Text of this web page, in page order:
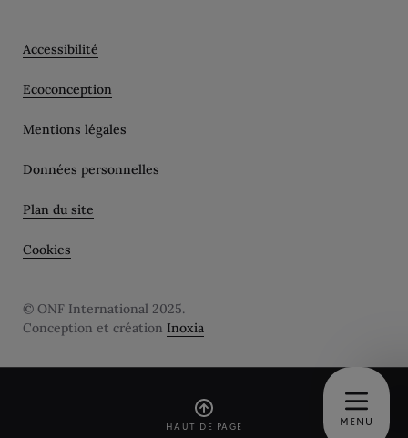
MENU
© ONF International 2025.
Conception et création Inoxia
Accessibilité
Ecoconception
Mentions légales
Données personnelles
Plan du site
Cookies
HAUT DE PAGE